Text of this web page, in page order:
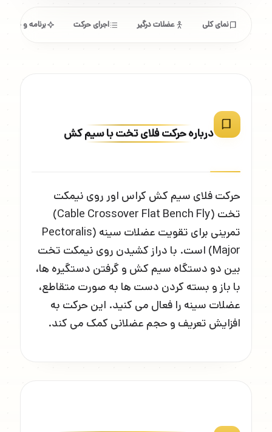
نمای کلی عضلات درگیر اجرای حرکت برنامه و
درباره حرکت فلای تخت با سیم کش
حرکت فلای سیم کش کراس اور روی نیمکت
تخت (Cable Crossover Flat Bench Fly)
تمرینی برای تقویت عضلات سینه (Pectoralis
Major) است. با دراز کشیدن روی نیمکت تخت
بین دو دستگاه سیم کش و گرفتن دستگیره ها،
با باز و بسته کردن دست ها به صورت متقاطع،
عضلات سینه را فعال می کنید. این حرکت به
افزایش تعریف و حجم عضلانی کمک می کند.